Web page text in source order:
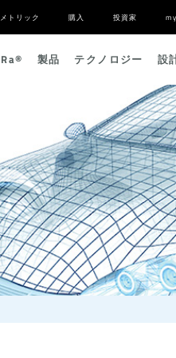
トリック 購入 投資家
Ra® 製品 テクノロジー 設